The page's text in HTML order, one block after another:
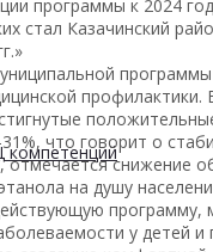
программы к 2024
стал Казачинский
что говорит о
отмечается снижение
на душу
программу,
у детей